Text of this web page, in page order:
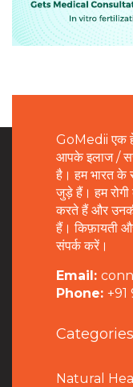
GoMedii एक
आपके इलाज /
है। हम भारत के
जुड़े हैं। हम
करते हैं और
हैं। किफ़ायती
संपर्क करें।
Email:
Phone: +91
Categories
Natural